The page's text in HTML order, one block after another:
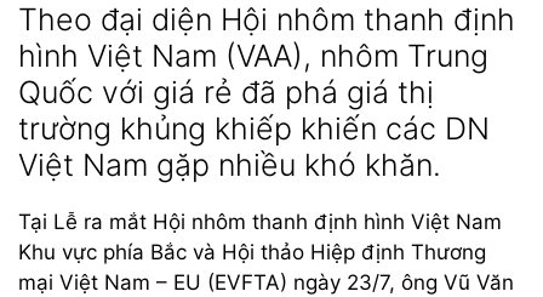
Theo đại diện Hội nhôm thanh định
hình Việt Nam (VAA), nhôm Trung
Quốc với giá rẻ đã phá giá thị
trường khủng khiếp khiến các DN
Việt Nam gặp nhiều khó khăn.
Tại Lễ ra mắt Hội nhôm thanh định hình Việt Nam
Khu vực phía Bắc và Hội thảo Hiệp định Thương
mại Việt Nam – EU (EVFTA) ngày 23/7, ông Vũ Văn